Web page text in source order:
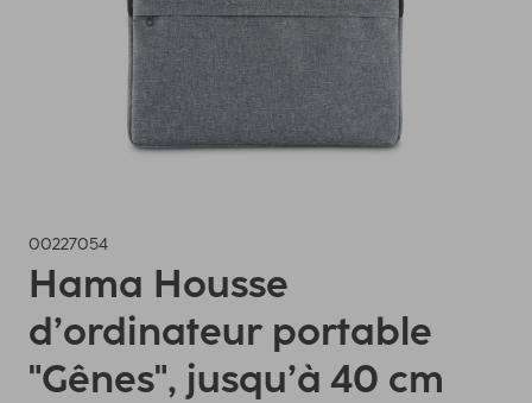
00227054
Hama Housse
d’ordinateur portable
"Gênes", jusqu’à 40 cm